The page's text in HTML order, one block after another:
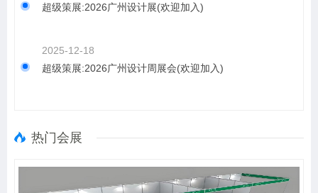
超级策展:2026广州设计展(欢迎加入)
2025-12-18
超级策展:2026广州设计周展会(欢迎加入)
热门会展